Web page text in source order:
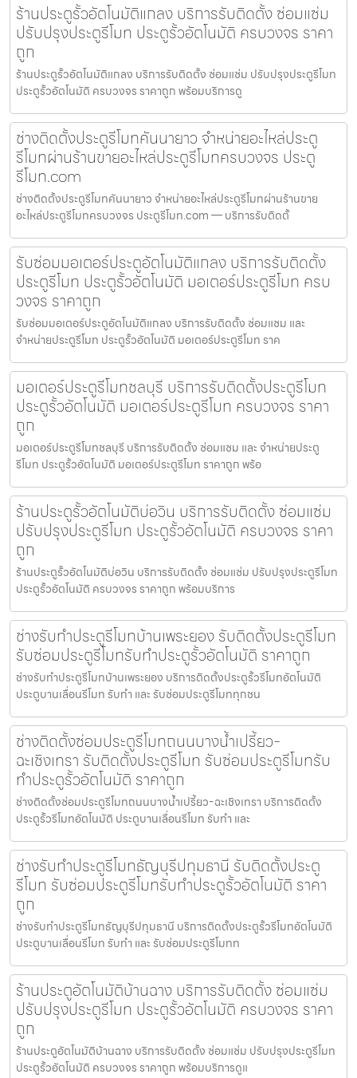
ร้านประตูรั้วอัตโนมัติแกลง บริการรับติดตั้ง ซ่อมแซ่ม
ปรับปรุงประตูรีโมท ประตูรั้วอัตโนมัติ ครบวงจร ราคา
ถูก
ร้านประตูรั้วอัตโนมัติแกลง บริการรับติดตั้ง ซ่อมแซ่ม ปรับปรุงประตูรีโมท
ประตูรั้วอัตโนมัติ ครบวงจร ราคาถูก พร้อมบริการดู
ช่างติดตั้งประตูรีโมทคันนายาว จำหน่ายอะไหล่ประตู
รีโมทผ่านร้านขายอะไหล่ประตูรีโมทครบวงจร ประตู
รีโมท.com
ช่างติดตั้งประตูรีโมทคันนายาว จำหน่ายอะไหล่ประตูรีโมทผ่านร้านขาย
อะไหล่ประตูรีโมทครบวงจร ประตูรีโมท.com — บริการรับติดตั้
รับซ่อมมอเตอร์ประตูอัตโนมัติแกลง บริการรับติดตั้ง
ประตูรีโมท ประตูรั้วอัตโนมัติ มอเตอร์ประตูรีโมท ครบ
วงจร ราคาถูก
รับซ่อมมอเตอร์ประตูอัตโนมัติแกลง บริการรับติดตั้ง ซ่อมแซม และ
จำหน่ายประตูรีโมท ประตูรั้วอัตโนมัติ มอเตอร์ประตูรีโมท ราค
มอเตอร์ประตูรีโมทชลบุรี บริการรับติดตั้งประตูรีโมท
ประตูรั้วอัตโนมัติ มอเตอร์ประตูรีโมท ครบวงจร ราคา
ถูก
มอเตอร์ประตูรีโมทชลบุรี บริการรับติดตั้ง ซ่อมแซม และ จำหน่ายประตู
รีโมท ประตูรั้วอัตโนมัติ มอเตอร์ประตูรีโมท ราคาถูก พร้อ
ร้านประตูรั้วอัตโนมัติบ่อวิน บริการรับติดตั้ง ซ่อมแซ่ม
ปรับปรุงประตูรีโมท ประตูรั้วอัตโนมัติ ครบวงจร ราคา
ถูก
ร้านประตูรั้วอัตโนมัติบ่อวิน บริการรับติดตั้ง ซ่อมแซ่ม ปรับปรุงประตูรีโมท
ประตูรั้วอัตโนมัติ ครบวงจร ราคาถูก พร้อมบริการ
ช่างรับทำประตูรีโมทบ้านเพระยอง รับติดตั้งประตูรีโมท
รับซ่อมประตูรีโมทรับทำประตูรั้วอัตโนมัติ ราคาถูก
ช่างรับทำประตูรีโมทบ้านเพระยอง บริการติดตั้งประตูรั้วรีโมทอัตโนมัติ
ประตูบานเลื่อนรีโมท รับทำ และ รับซ่อมประตูรีโมททุกชน
ช่างติดตั้งซ่อมประตูรีโมทถนนบางน้ำเปรี้ยว-
ฉะเชิงเทรา รับติดตั้งประตูรีโมท รับซ่อมประตูรีโมทรับ
ทำประตูรั้วอัตโนมัติ ราคาถูก
ช่างติดตั้งซ่อมประตูรีโมทถนนบางน้ำเปรี้ยว-ฉะเชิงเทรา บริการติดตั้ง
ประตูรั้วรีโมทอัตโนมัติ ประตูบานเลื่อนรีโมท รับทำ และ
ช่างรับทำประตูรีโมทธัญบุรีปทุมธานี รับติดตั้งประตู
รีโมท รับซ่อมประตูรีโมทรับทำประตูรั้วอัตโนมัติ ราคา
ถูก
ช่างรับทำประตูรีโมทธัญบุรีปทุมธานี บริการติดตั้งประตูรั้วรีโมทอัตโนมัติ
ประตูบานเลื่อนรีโมท รับทำ และ รับซ่อมประตูรีโมทท
ร้านประตูอัตโนมัติบ้านฉาง บริการรับติดตั้ง ซ่อมแซ่ม
ปรับปรุงประตูรีโมท ประตูรั้วอัตโนมัติ ครบวงจร ราคา
ถูก
ร้านประตูอัตโนมัติบ้านฉาง บริการรับติดตั้ง ซ่อมแซ่ม ปรับปรุงประตูรีโมท
ประตูรั้วอัตโนมัติ ครบวงจร ราคาถูก พร้อมบริการดูแ